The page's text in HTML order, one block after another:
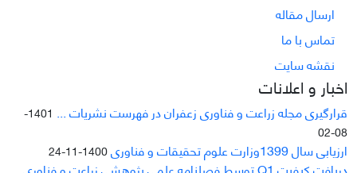
ارسال مقاله
تماس با ما
نقشه سایت
اخبار و اعلانات
قرارگیری مجله زراعت و فناوری زعفران در فهرست نشریات ...
1401-
08-02
ارزیابی سال 1399وزارت علوم تحقیقات و فناوری 1400-11-24